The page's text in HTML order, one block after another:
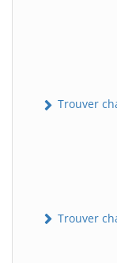
Trouver
Trouver